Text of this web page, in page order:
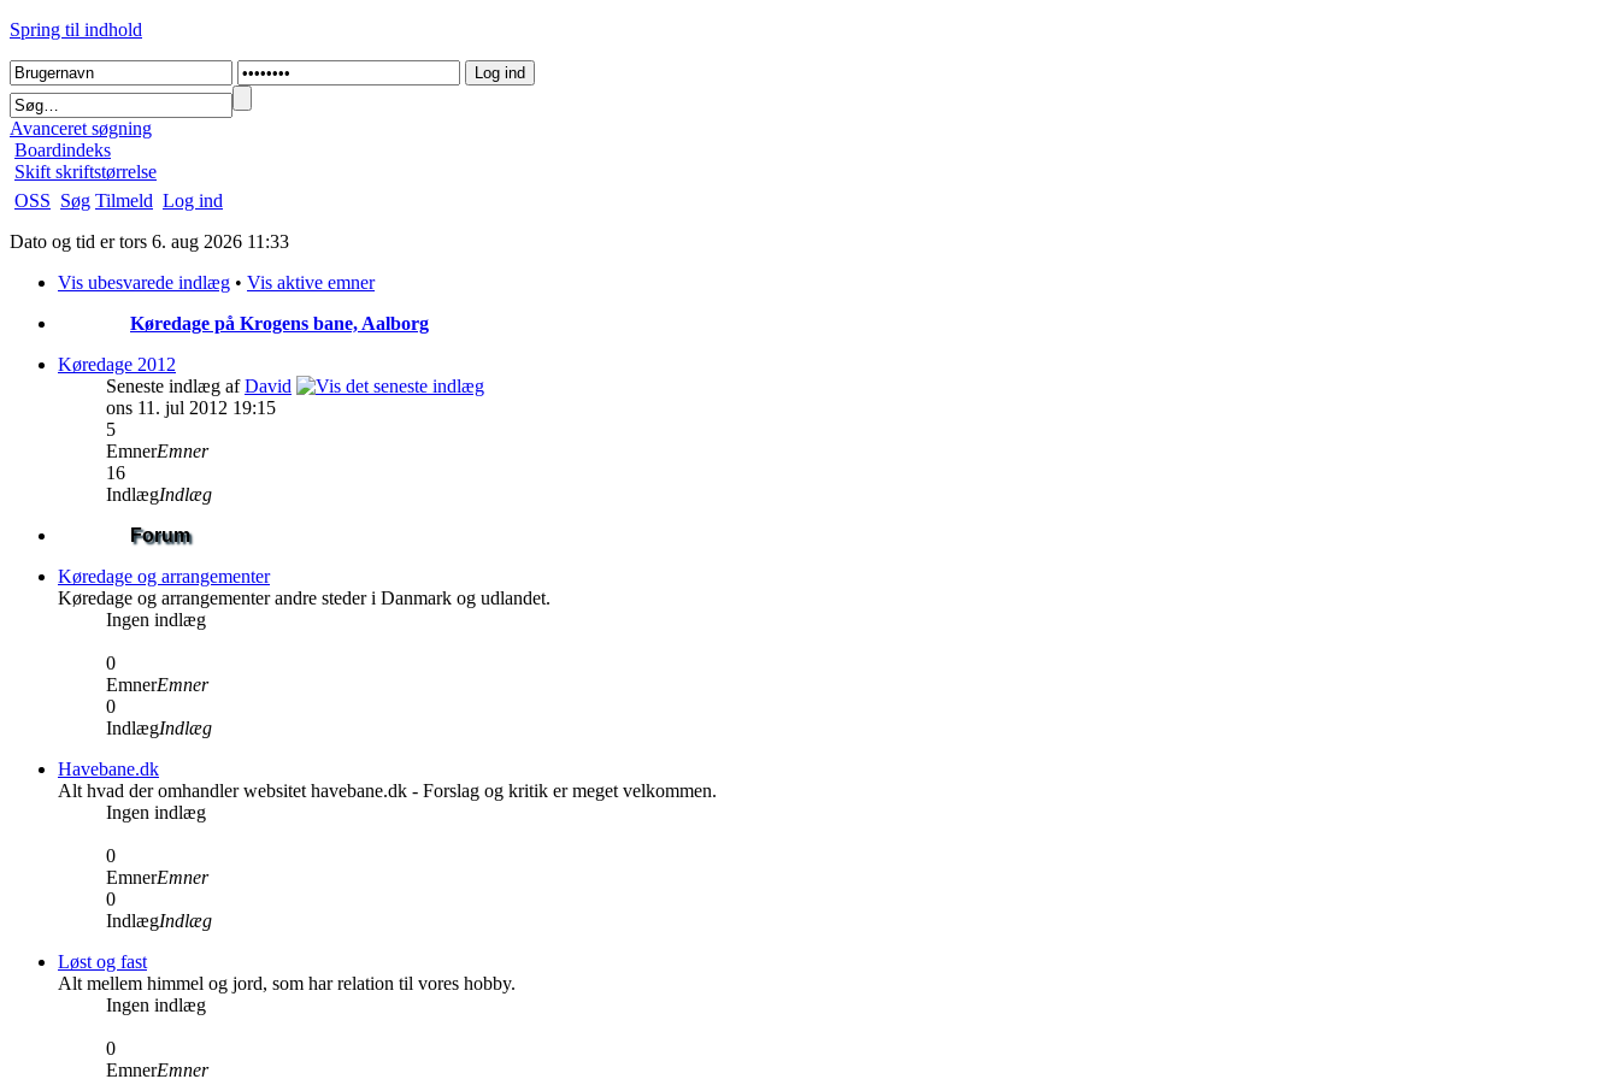
Spring til indhold
Avanceret søgning
Boardindeks
Skift skriftstørrelse
OSS Søg Tilmeld Log ind
Dato og tid er tors 6. aug 2026 11:33
Vis ubesvarede indlæg • Vis aktive emner
Køredage på Krogens bane, Aalborg
Køredage 2012
Seneste indlæg afDavid
ons 11. jul 2012 19:15
5
EmnerEmner
16
IndlægIndlæg
Forum
Køredage og arrangementer
Køredage og arrangementer andre steder i Danmark og udlandet.
Ingen indlæg
0
EmnerEmner
0
IndlægIndlæg
Havebane.dk
Alt hvad der omhandler websitet havebane.dk - Forslag og kritik er meget velkommen.
Ingen indlæg
0
EmnerEmner
0
IndlægIndlæg
Løst og fast
Alt mellem himmel og jord, som har relation til vores hobby.
Ingen indlæg
0
EmnerEmner